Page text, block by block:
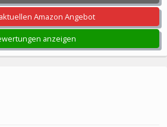
Amazon Angebot
anzeigen